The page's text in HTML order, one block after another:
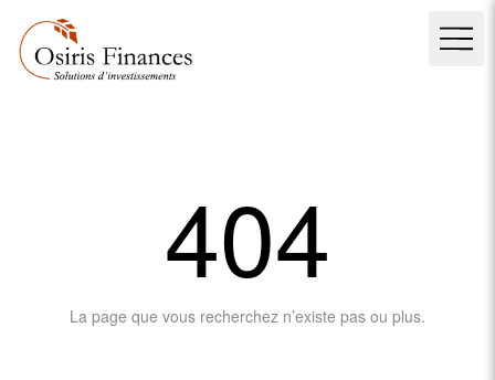
404
La page que vous recherchez n’existe pas ou plus.